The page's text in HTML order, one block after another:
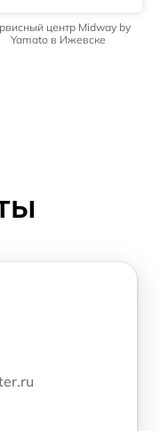
центр Midway by
Yamato в Ижевске